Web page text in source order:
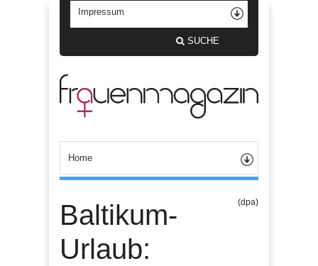
SUCHE
Baltikum-
Urlaub:
(dpa)